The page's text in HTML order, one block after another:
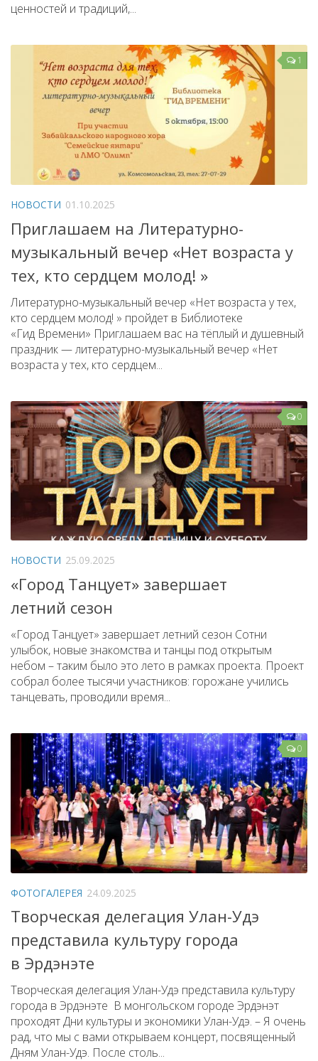
ценностей и традиций,...
1
НОВОСТИ 01.10.2025
Приглашаем на Литературно-
музыкальный вечер «Нет возраста у
тех, кто сердцем молод! »
Литературно-музыкальный вечер «Нет возраста у тех,
кто сердцем молод! » пройдет в Библиотеке
«Гид Времени» Приглашаем вас на тёплый и душевный
праздник — литературно-музыкальный вечер «Нет
возраста у тех, кто сердцем...
0
НОВОСТИ 25.09.2025
«Город Танцует» завершает
летний сезон
«Город Танцует» завершает летний сезон Сотни
улыбок, новые знакомства и танцы под открытым
небом – таким было это лето в рамках проекта. Проект
собрал более тысячи участников: горожане учились
танцевать, проводили время...
0
ФОТОГАЛЕРЕЯ 24.09.2025
Творческая делегация Улан-Удэ
представила культуру города
в Эрдэнэте
Творческая делегация Улан-Удэ представила культуру
города в Эрдэнэте В монгольском городе Эрдэнэт
проходят Дни культуры и экономики Улан-Удэ. – Я очень
рад, что мы с вами открываем концерт, посвященный
Дням Улан-Удэ. После столь...